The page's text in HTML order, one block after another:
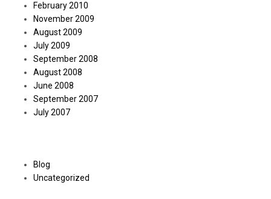
February 2010
November 2009
August 2009
July 2009
September 2008
August 2008
June 2008
September 2007
July 2007
Blog
Uncategorized